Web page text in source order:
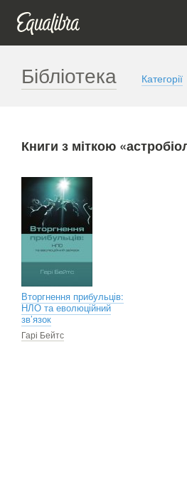
Бібліотека Категорії
Книги з міткою
Вторгнення прибульців:
НЛО та еволюційний
зв’язок
Гарі Бейтс